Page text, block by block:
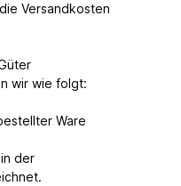
Versandkosten
wir wie folgt:
Ware
der